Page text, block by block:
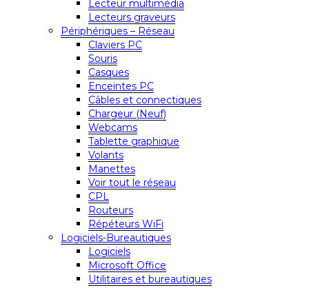
Lecteur multimédia
Lecteurs graveurs
Périphériques – Réseau
Claviers PC
Souris
Casques
Enceintes PC
Câbles et connectiques
Chargeur (Neuf)
Webcams
Tablette graphique
Volants
Manettes
Voir tout le réseau
CPL
Routeurs
Répéteurs WiFi
Logiciels-Bureautiques
Logiciels
Microsoft Office
Utilitaires et bureautiques